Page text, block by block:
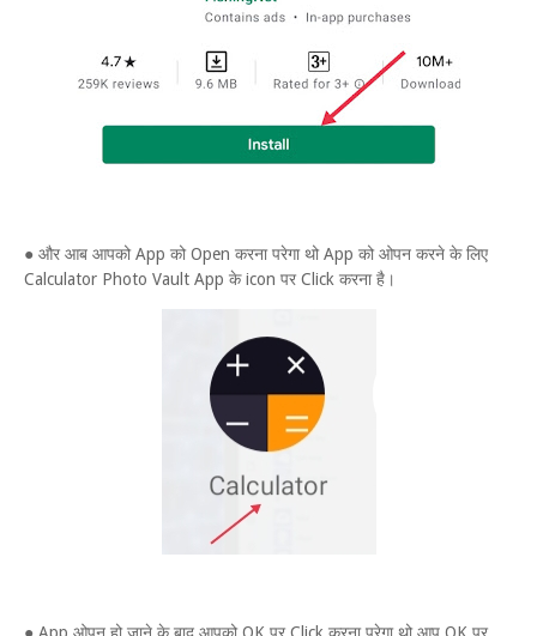
● और आब आपको App को Open करना परेगा थो App को ओपन करने के लिए
Calculator Photo Vault App के icon पर Click करना है।